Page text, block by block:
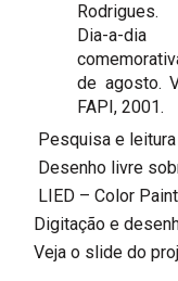
Rodrigues.
Dia-a-
de agosto.
FAPI, 2001.
Pesquisa e
Desenho livre
LIED – Color Paint
Digitação e
Veja o slide do